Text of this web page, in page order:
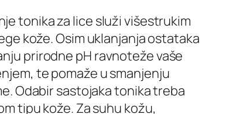
tonika za lice služi višestrukim
kože. Osim uklanjanja ostataka
prirodne pH ravnoteže vaše
te pomaže u smanjenju
Odabir sastojaka tonika treba
tipu kože. Za suhu kožu,